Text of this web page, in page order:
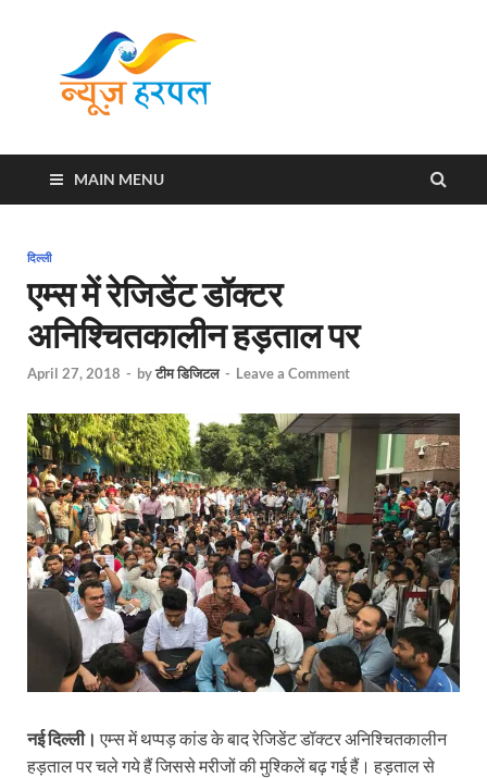
MAIN MENU
दिल्ली
एम्स में रेजिडेंट डॉक्टर
अनिश्चितकालीन हड़ताल पर
April 27, 2018 - byटीम डिजिटल - Leave a Comment
नई दिल्ली। एम्स में थप्पड़ कांड के बाद रेजिडेंट डॉक्टर अनिश्चितकालीन
हड़ताल पर चले गये हैं जिससे मरीजों की मुश्किलें बढ़ गई हैं। हड़ताल से